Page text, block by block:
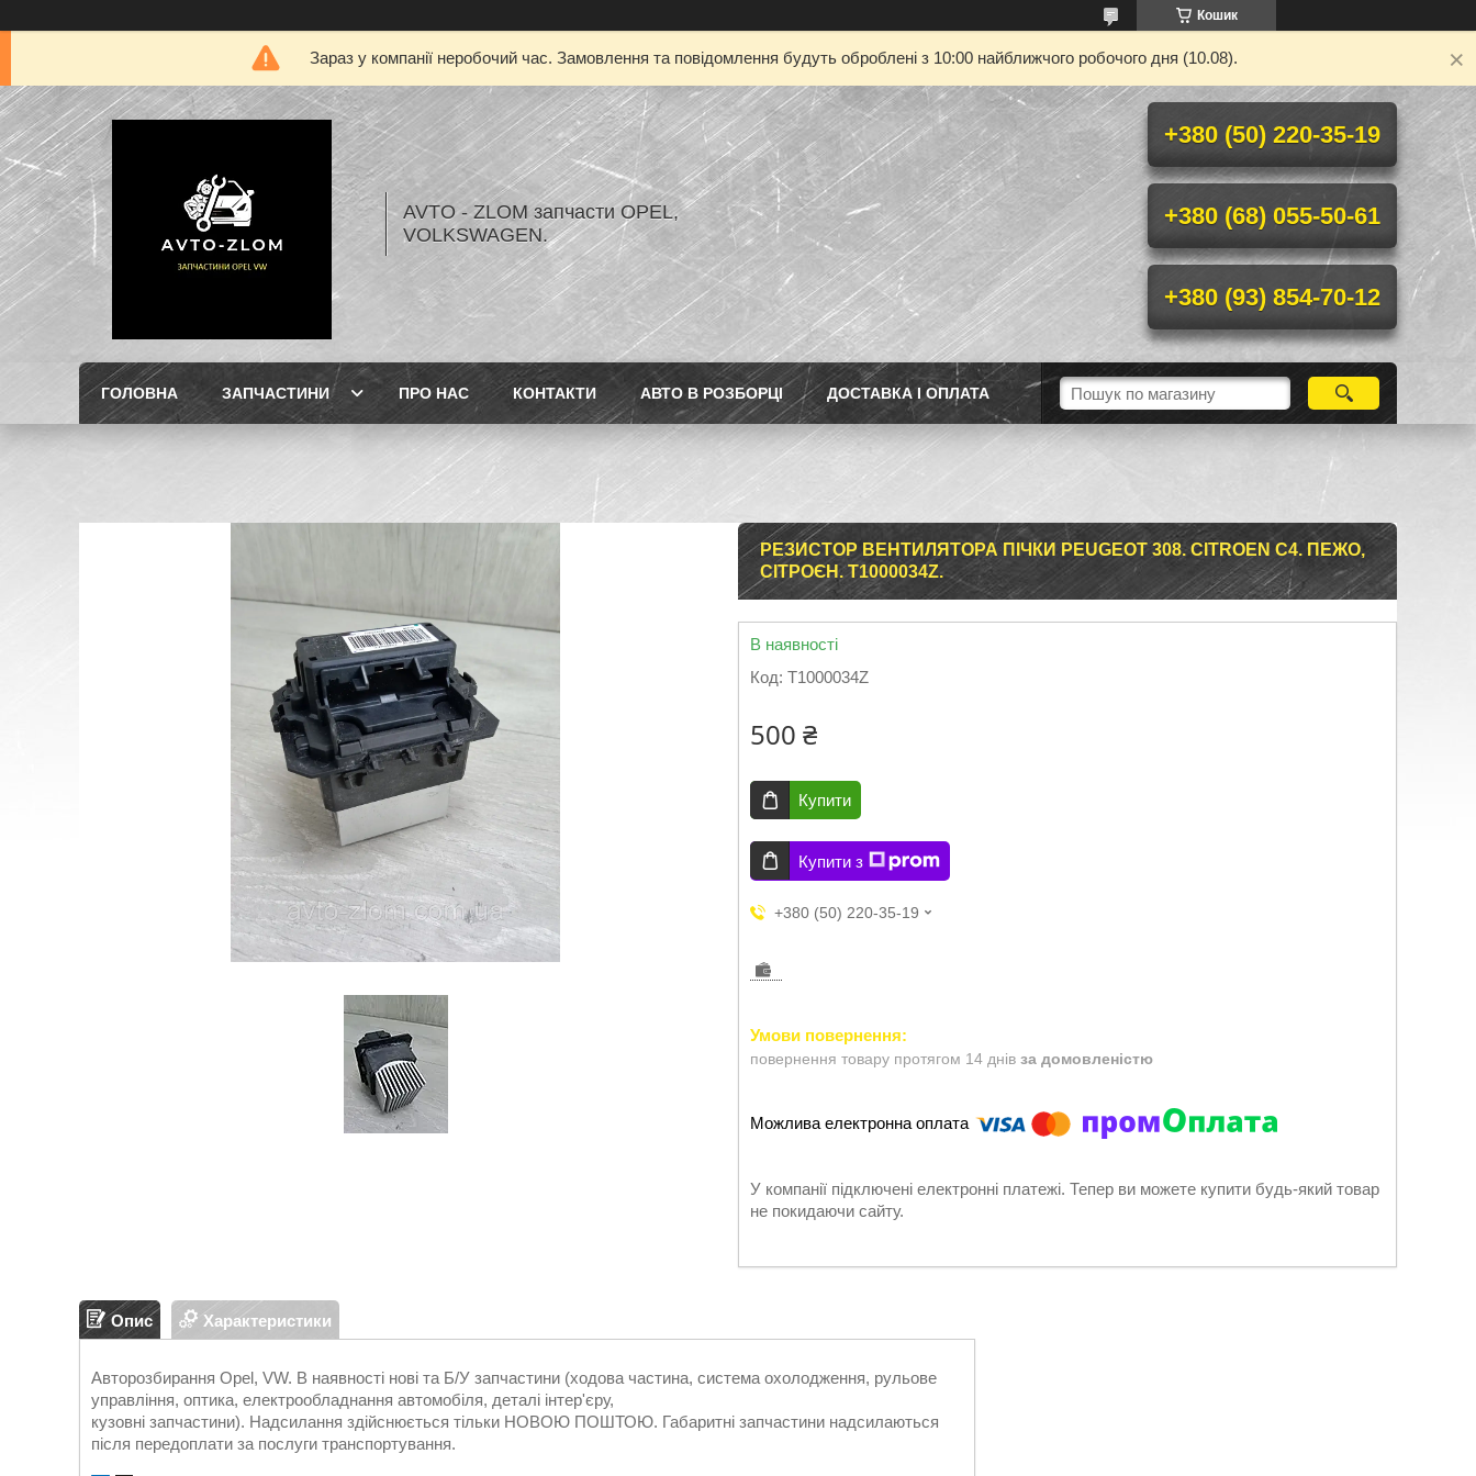
Кошик
Зараз у компанії неробочий час. Замовлення та повідомлення будуть оброблені з 10:00 найближчого робочого дня (10.08).
AVTO - ZLOM запчасти OPEL,
VOLKSWAGEN.
+380 (50) 220-35-19
+380 (68) 055-50-61
+380 (93) 854-70-12
ГОЛОВНА ЗАПЧАСТИНИ ПРО НАС КОНТАКТИ АВТО В РОЗБОРЦІ ДОСТАВКА І ОПЛАТА
РЕЗИСТОР ВЕНТИЛЯТОРА ПІЧКИ PEUGEOT 308. CITROEN C4. ПЕЖО,
СІТРОЄН. T1000034Z.
В наявності
Код: T1000034Z
500 ₴
Купити
Купити з
+380 (50) 220-35-19
повернення товару протягом 14 днів за домовленістю
У компанії підключені електронні платежі. Тепер ви можете купити будь-який товар
не покидаючи сайту.
Опис Характеристики
Авторозбирання Opel, VW. В наявності нові та Б/У запчастини (ходова частина, система охолодження, рульове
управління, оптика, електрообладнання автомобіля, деталі інтер'єру,
кузовні запчастини). Надсилання здійснюється тільки НОВОЮ ПОШТОЮ. Габаритні запчастини надсилаються
після передоплати за послуги транспортування.